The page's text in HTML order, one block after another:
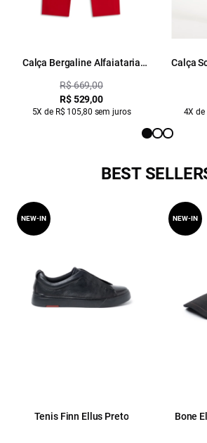
Calça Bergaline Alfaiataria
R$ 669,00
R$ 529,00
5X de R$ 105,80 sem juros
Calça
4X de
BEST
Tenis Finn Ellus Preto
NEW-IN
Bone
NEW-IN